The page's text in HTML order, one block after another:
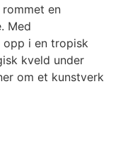
en
Med
opp i en tropisk
kveld under
om et kunstverk